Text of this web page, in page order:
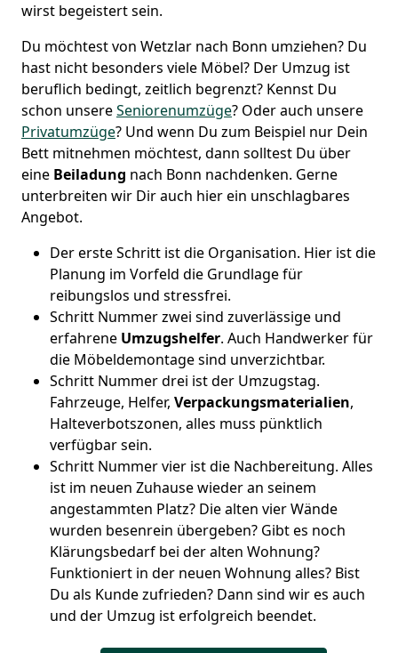
wirst begeistert sein.
Du möchtest von Wetzlar nach Bonn umziehen? Du
hast nicht besonders viele Möbel? Der Umzug ist
beruflich bedingt, zeitlich begrenzt? Kennst Du
schon unsereSeniorenumzüge? Oder auch unsere
Privatumzüge? Und wenn Du zum Beispiel nur Dein
Bett mitnehmen möchtest, dann solltest Du über
eine Beiladung nach Bonn nachdenken. Gerne
unterbreiten wir Dir auch hier ein unschlagbares
Angebot.
Der erste Schritt ist die Organisation. Hier ist die
Planung im Vorfeld die Grundlage für
reibungslos und stressfrei.
Schritt Nummer zwei sind zuverlässige und
erfahrene Umzugshelfer. Auch Handwerker für
die Möbeldemontage sind unverzichtbar.
Schritt Nummer drei ist der Umzugstag.
Fahrzeuge, Helfer, Verpackungsmaterialien,
Halteverbotszonen, alles muss pünktlich
verfügbar sein.
Schritt Nummer vier ist die Nachbereitung. Alles
ist im neuen Zuhause wieder an seinem
angestammten Platz? Die alten vier Wände
wurden besenrein übergeben? Gibt es noch
Klärungsbedarf bei der alten Wohnung?
Funktioniert in der neuen Wohnung alles? Bist
Du als Kunde zufrieden? Dann sind wir es auch
und der Umzug ist erfolgreich beendet.